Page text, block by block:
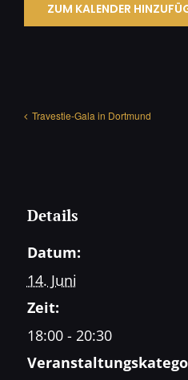
ZUM KALENDER
Travestie-Gala in Dortmund
Details
Datum:
14. Juni
Zeit:
18:00 - 20:30